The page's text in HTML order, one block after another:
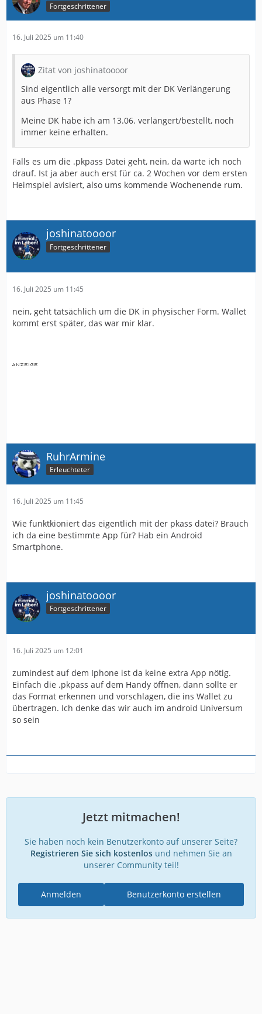
Fortgeschrittener
16. Juli 2025 um 11:40
Zitat von joshinatoooor
Sind eigentlich alle versorgt mit der DK Verlängerung
aus Phase 1?
Meine DK habe ich am 13.06. verlängert/bestellt, noch
immer keine erhalten.
Falls es um die .pkpass Datei geht, nein, da warte ich noch
drauf. Ist ja aber auch erst für ca. 2 Wochen vor dem ersten
Heimspiel avisiert, also ums kommende Wochenende rum.
joshinatoooor
Fortgeschrittener
16. Juli 2025 um 11:45
nein, geht tatsächlich um die DK in physischer Form. Wallet
kommt erst später, das war mir klar.
RuhrArmine
Erleuchteter
16. Juli 2025 um 11:45
Wie funktkioniert das eigentlich mit der pkass datei? Brauch
ich da eine bestimmte App für? Hab ein Android
Smartphone.
joshinatoooor
Fortgeschrittener
16. Juli 2025 um 12:01
zumindest auf dem Iphone ist da keine extra App nötig.
Einfach die .pkpass auf dem Handy öffnen, dann sollte er
das Format erkennen und vorschlagen, die ins Wallet zu
übertragen. Ich denke das wir auch im android Universum
so sein
Jetzt mitmachen!
Sie haben noch kein Benutzerkonto auf unserer Seite?
Registrieren Sie sich kostenlosund nehmen Sie an
unserer Community teil!
Benutzerkonto erstellen
Anmelden